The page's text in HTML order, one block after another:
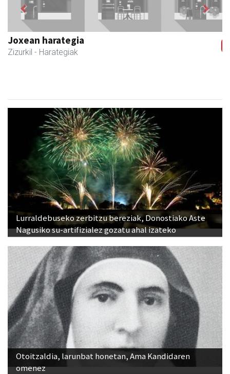
Joxean harategia
Zizurkil - Harategiak
Previous Next
Lurraldebuseko zerbitzu bereziak, Donostiako Aste
Nagusiko su-artifizialez gozatu ahal izateko
Otoitzaldia, larunbat honetan, Ama Kandidaren
omenez